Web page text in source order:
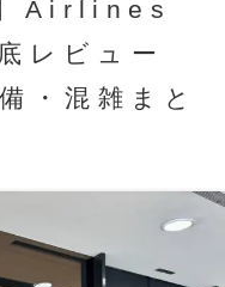
】Airlines
レビュー
・混雑まと